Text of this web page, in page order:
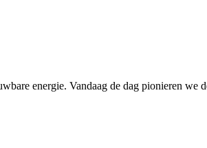
energie. Vandaag de dag pionieren we